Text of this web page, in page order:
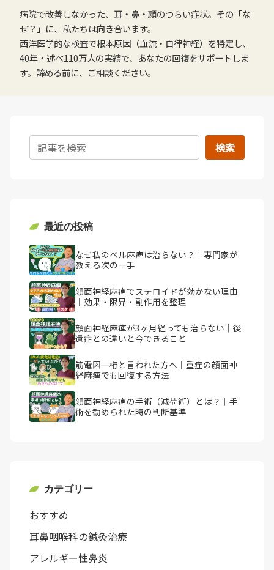
病院で改善しなかった、耳・鼻・顔のつらい症状。その「な
ぜ？」に、私たちは向き合います。
西洋医学的な検査で根本原因（血流・自律神経）を特定し、
40年・述べ110万人の実績で、あなたの回復をサポートしま
す。諦める前に、ご相談ください。
検索
最近の投稿
なぜ私のベル麻痺は治らない？｜専門家が
教える次の一手
顔面神経麻痺でステロイドが効かない理由
｜効果・限界・副作用を整理
顔面神経麻痺が3ヶ月経っても治らない｜後
遺症との違いと今できること
筋電図一桁と言われた方へ｜重症の顔面神
経麻痺でも回復する方法
顔面神経麻痺の手術（減荷術）とは？｜手
術を勧められた時の判断基準
カテゴリー
おすすめ
耳鼻咽喉科の鍼灸治療
アレルギー性鼻炎